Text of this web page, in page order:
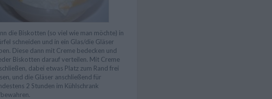
die Biskotten (so viel wie man möchte) in
schneiden und in ein Glas/die Gläser
Diese dann mit Creme bedecken und
Biskotten darauf verteilen. Mit Creme
dabei etwas Platz zum Rand frei
und die Gläser anschließend für
2 Stunden im Kühlschrank